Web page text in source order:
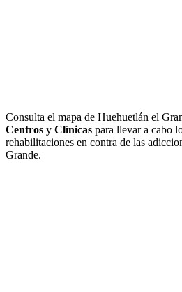
Consulta el mapa de Huehuetlán el
Centros y Clínicas para llevar a cabo
rehabilitaciones en contra de las
Grande.